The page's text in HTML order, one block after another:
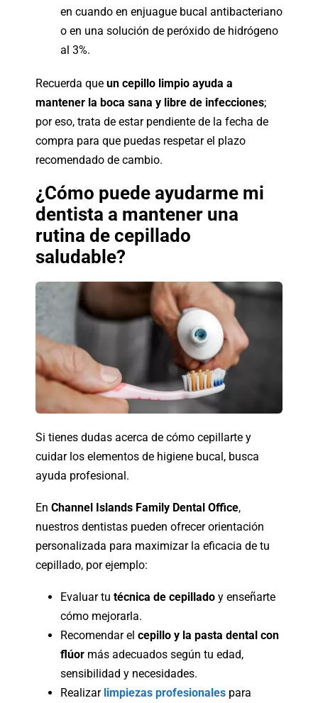
en cuando en enjuague bucal antibacteriano
o en una solución de peróxido de hidrógeno
al 3%.
Recuerda que un cepillo limpio ayuda a
mantener la boca sana y libre de infecciones;
por eso, trata de estar pendiente de la fecha de
compra para que puedas respetar el plazo
recomendado de cambio.
¿Cómo puede ayudarme mi
dentista a mantener una
rutina de cepillado
saludable?
Si tienes dudas acerca de cómo cepillarte y
cuidar los elementos de higiene bucal, busca
ayuda profesional.
En Channel Islands Family Dental Office,
nuestros dentistas pueden ofrecer orientación
personalizada para maximizar la eficacia de tu
cepillado, por ejemplo:
Evaluar tu técnica de cepillado y enseñarte
cómo mejorarla.
Recomendar el cepillo y la pasta dental con
flúor más adecuados según tu edad,
sensibilidad y necesidades.
Realizar limpiezas profesionales para